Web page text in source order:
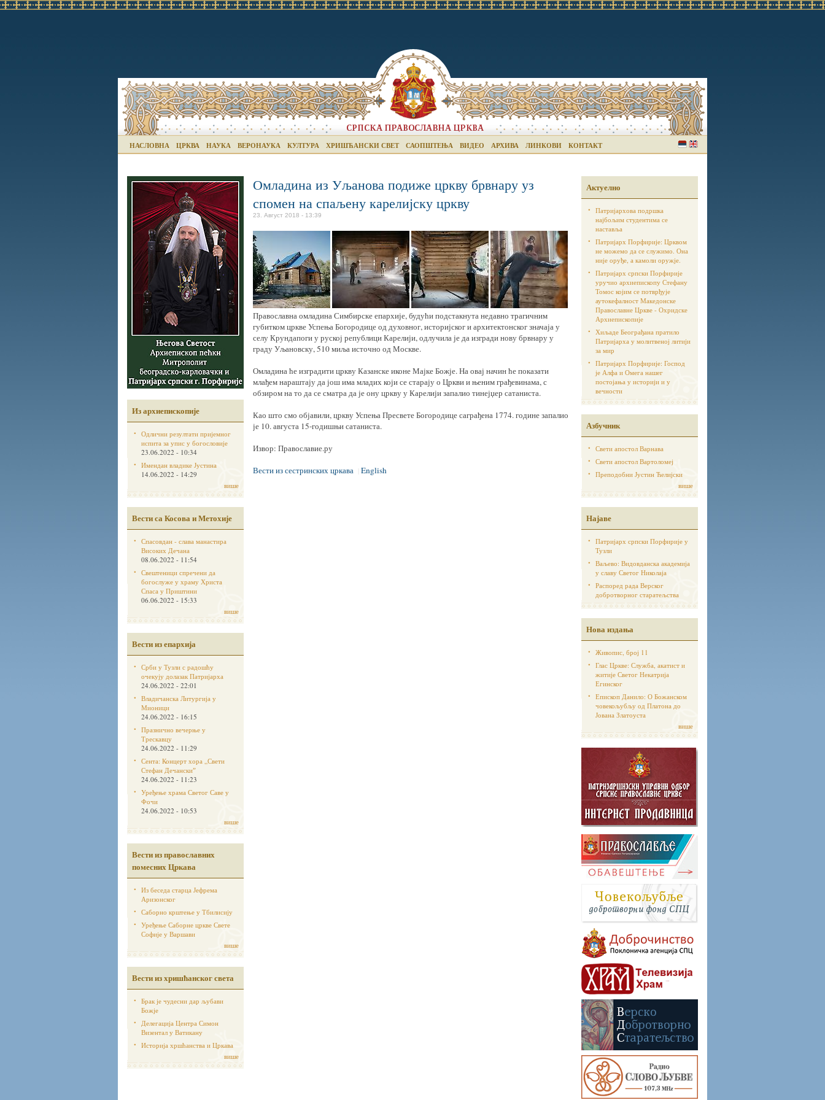
НАСЛОВНА ЦРКВА НАУКА ВЕРОНАУКА КУЛТУРА ХРИШЋАНСКИ СВЕТ САОПШТЕЊА ВИДЕО АРХИВА ЛИНКОВИ КОНТАКТ
Из архиепископије
Одлични резултати пријемног
испита за упис у богословије
23.06.2022 - 10:34
Имендан владике Јустина
14.06.2022 - 14:29
више
Вести са Косова и Метохије
Спасовдан - слава манастира
Високих Дечана
08.06.2022 - 11:54
Свештеници спречени да
богослуже у храму Христа
Спаса у Приштини
06.06.2022 - 15:33
више
Вести из епархија
Срби у Тузли с радошћу
очекују долазак Патријарха
24.06.2022 - 22:01
Владичанска Литургија у
Мионици
24.06.2022 - 16:15
Празнично вечерње у
Трескавцу
24.06.2022 - 11:29
Сента: Концерт хора „Свети
Стефан Дечанскиˮ
24.06.2022 - 11:23
Уређење храма Светог Саве у
Фочи
24.06.2022 - 10:53
више
Вести из православних
помесних Цркава
Из беседа старца Јефрема
Аризонског
Саборно крштење у Тбилисију
Уређење Саборне цркве Свете
Софије у Варшави
више
Вести из хришћанског света
Брак је чудесни дар љубави
Божје
Делегација Центра Симон
Визентал у Ватикану
Историја хршћанства и Цркава
више
Омладина из Уљанова подиже цркву брвнару уз
спомен на спаљену карелијску цркву
23. Август 2018 - 13:39
Православна омладина Симбирске епархије, будући подстакнута недавно трагичним
губитком цркве Успења Богородице од духовног, историјског и архитектонског значаја у
селу Крундапоги у руској републици Карелији, одлучила је да изгради нову брвнару у
граду Уљановску, 510 миља источно од Москве.
Омладина ће изградити цркву Казанске иконе Мајке Божје. На овај начин ће показати
млађем нараштају да још има младих који се старају о Цркви и њеним грађевинама, с
обзиром на то да се сматра да је ону цркву у Карелији запалио тинејџер сатаниста.
Као што смо објавили, цркву Успења Пресвете Богородице саграђена 1774. године запалио
је 10. августа 15-годишњи сатаниста.
Извор: Православие.ру
Вести из сестринских цркава
English
Актуелно
Патријархова подршка
најбољим студентима се
наставља
Патријарх Порфирије: Црквом
не можемо да се служимо. Она
није оруђе, а камоли оружје.
Патријарх српски Порфирије
уручио архиепископу Стефану
Томос којим се потврђује
аутoкефалност Македонске
Православне Цркве - Охридске
Архиепископије
Хиљаде Београђана пратило
Патријарха у молитвеној литији
за мир
Патријарх Порфирије: Господ
је Алфа и Омега нашег
постојања у историји и у
вечности
Азбучник
Свети апостол Варнава
Свети апостол Вартоломеј
Преподобни Јустин Ћелијски
више
Најаве
Патријарх српски Порфирије у
Тузли
Ваљево: Видовданска академија
у славу Светог Николаја
Распоред рада Верског
добротворног старатељства
Нова издања
Живопис, број 11
Глас Цркве: Служба, акатист и
житије Светог Некатрија
Егинског
Епископ Данило: О Божанском
човекољубљу од Платона до
Јована Златоуста
више